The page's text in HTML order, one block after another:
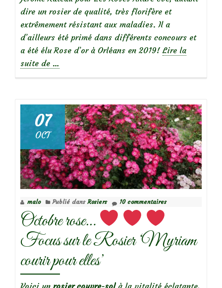
dire un rosier de qualité, très florifère et
extrêmement résistant aux maladies. Il a
d’ailleurs été primé dans différents concours et
a été élu Rose d’or à Orléans en 2019! Lire la
suite de
Focus
sur
le
rosier
Azay
le
Rideau
…
07
OCT
malo Publié dans Rosiers 10 commentaires
Octobre rose…
Focus sur le Rosier ‘Myriam
courir pour elles’
Voici un rosier couvre-solà la vitalité éclatante,